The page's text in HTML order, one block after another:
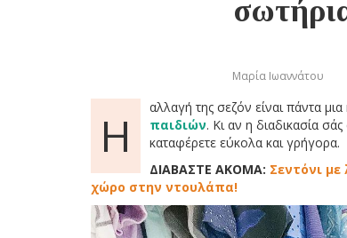
Μαρία Ιωαννάτου
Η αλλαγή της σεζόν είναι πάντα
παιδιών. Κι αν η διαδικασία
καταφέρετε εύκολα και γρήγορα.
ΔΙΑΒΑΣΤΕ ΑΚΟΜΑ: Σεντόνι
χώρο στην ντουλάπα!